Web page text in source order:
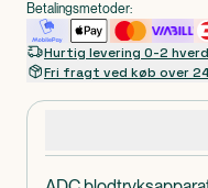
Betalingsmetoder:
Hurtig levering 0-2
Fri fragt ved køb over